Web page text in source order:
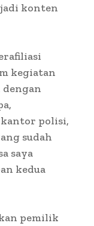
konten
kegiatan
dengan
polisi,
sudah
saya
kedua
pemilik